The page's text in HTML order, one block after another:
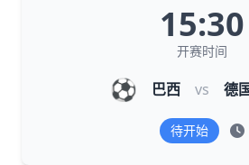
15:30
开赛时间
⚽ 巴西 vs 德
待开始